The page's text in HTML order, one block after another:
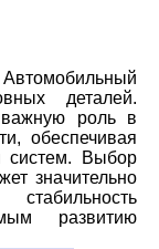
деталей.
роль в
обеспечивая
систем. Выбор
значительно
развитию